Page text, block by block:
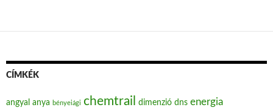
CÍMKÉK
angyal anya bényeiági chemtrail dimenzió dns energia